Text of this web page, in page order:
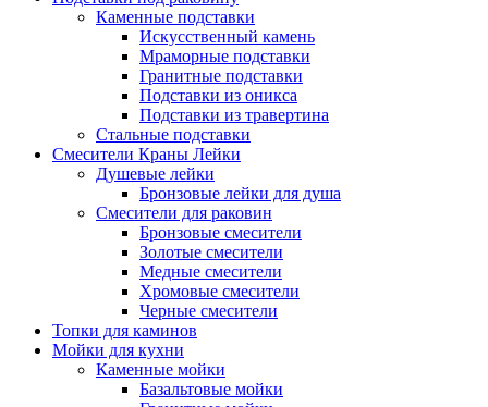
Каменные подставки
Искусственный камень
Мраморные подставки
Гранитные подставки
Подставки из оникса
Подставки из травертина
Стальные подставки
Смесители Краны Лейки
Душевые лейки
Бронзовые лейки для душа
Смесители для раковин
Бронзовые смесители
Золотые смесители
Медные смесители
Хромовые смесители
Черные смесители
Топки для каминов
Мойки для кухни
Каменные мойки
Базальтовые мойки